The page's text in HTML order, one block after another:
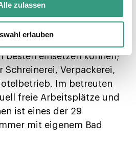
zulassen
erlauben
und Wohnen
besten einsetzen können;
Schreinerei, Verpackerei,
Im betreuten
freie Arbeitsplätze und
ist eines der 29
mit eigenem Bad